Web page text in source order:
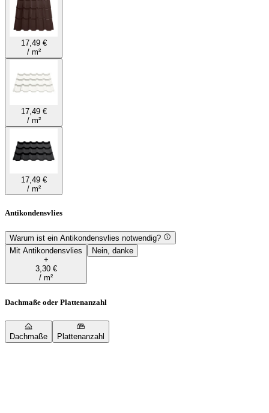
17,49 €
/ m²
17,49 €
/ m²
17,49 €
/ m²
Antikondensvlies
Warum ist ein Antikondensvlies notwendig?
Mit Antikondensvlies
+
3,30 €
/ m²
Nein, danke
Dachmaße oder Plattenanzahl
Dachmaße Plattenanzahl